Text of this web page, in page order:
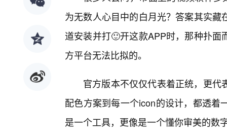
为无数人心目中的白月光？答案其实
道安装并打🙂开这款APP时，那种扑
方平台无法比拟的。
官方版本不仅仅代表着正统，更
配色方案到每一个icon的设计，都透着
是一个工具，更像是一个懂你审美的数